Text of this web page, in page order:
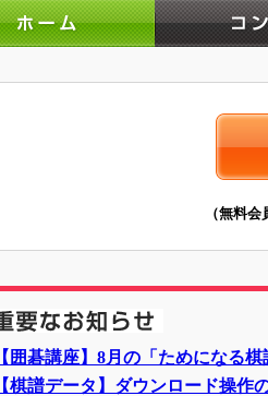
（無料
【囲碁講座】8月の「ためになる
【棋譜データ】ダウンロード操作